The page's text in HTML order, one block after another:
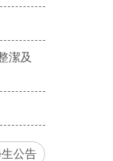
潔及
公告